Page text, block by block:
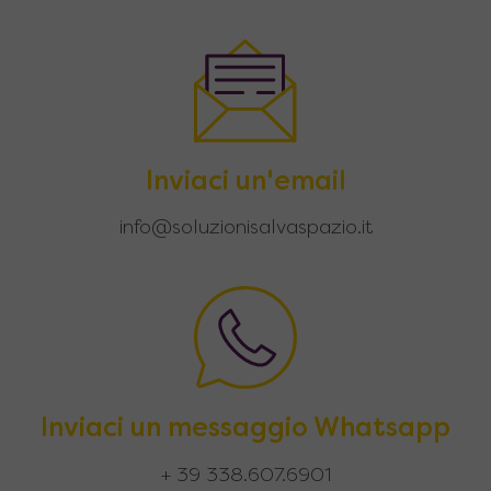
Inviaci un'email
info@soluzionisalvaspazio.it
Inviaci un messaggio Whatsapp
+ 39 338.607.6901